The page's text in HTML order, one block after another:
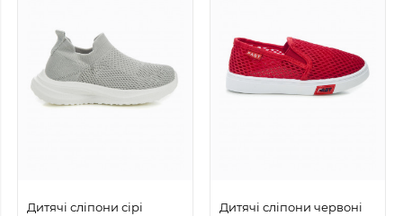
Дитячі сліпони сірі
Дитячі сліпони червоні